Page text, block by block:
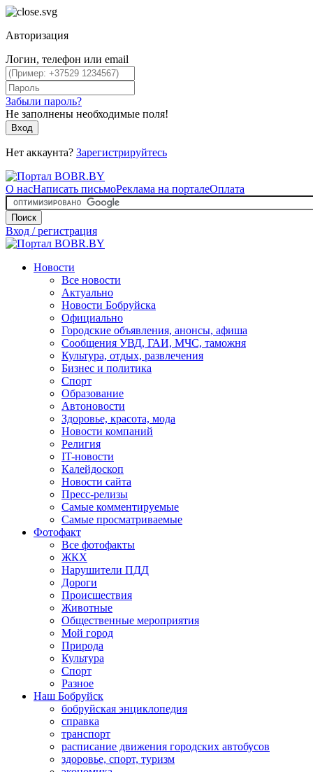
Авторизация
Логин, телефон или email
Забыли пароль?
Не заполнены необходимые поля!
Вход
Нет аккаунта? Зарегистрируйтесь
О насНаписать письмоРеклама на порталеОплата
Поиск
Вход / регистрация
Новости
Все новости
Актуально
Новости Бобруйска
Официально
Городские объявления, анонсы, афиша
Сообщения УВД, ГАИ, МЧС, таможня
Культура, отдых, развлечения
Бизнес и политика
Спорт
Образование
Автоновости
Здоровье, красота, мода
Новости компаний
Религия
IT-новости
Калейдоскоп
Новости сайта
Пресс-релизы
Самые комментируемые
Самые просматриваемые
Фотофакт
Все фотофакты
ЖКХ
Нарушители ПДД
Дороги
Происшествия
Животные
Общественные мероприятия
Мой город
Природа
Культура
Спорт
Разное
Наш Бобруйск
бобруйская энциклопедия
справка
транспорт
расписание движения городских автобусов
здоровье, спорт, туризм